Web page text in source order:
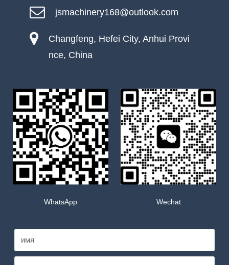
jsmachinery168@outlook.com
Changfeng, Hefei City, Anhui Provi
nce, China
WhatsApp Wechat